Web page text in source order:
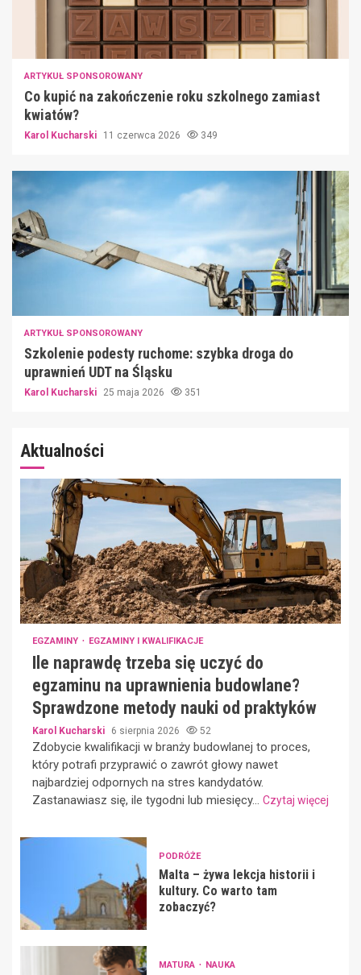
ARTYKUŁ SPONSOROWANY
Co kupić na zakończenie roku szkolnego zamiast
kwiatów?
Karol Kucharski 11 czerwca 2026 349
ARTYKUŁ SPONSOROWANY
Szkolenie podesty ruchome: szybka droga do
uprawnień UDT na Śląsku
Karol Kucharski 25 maja 2026 351
Aktualności
EGZAMINY EGZAMINY I KWALIFIKACJE
Ile naprawdę trzeba się uczyć do
egzaminu na uprawnienia budowlane?
Sprawdzone metody nauki od praktyków
Karol Kucharski 6 sierpnia 2026 52
Zdobycie kwalifikacji w branży budowlanej to proces,
który potrafi przyprawić o zawrót głowy nawet
najbardziej odpornych na stres kandydatów.
Zastanawiasz się, ile tygodni lub miesięcy... Czytaj więcej
PODRÓŻE
Malta – żywa lekcja historii i
kultury. Co warto tam
zobaczyć?
MATURA NAUKA